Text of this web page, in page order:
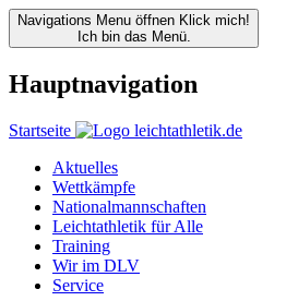
Navigations Menu öffnen Klick mich!
Ich bin das Menü.
Hauptnavigation
Startseite
Aktuelles
Wettkämpfe
Nationalmannschaften
Leichtathletik für Alle
Training
Wir im DLV
Service